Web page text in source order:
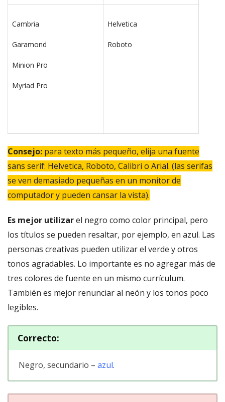
Cambria
Garamond
Minion Pro
Myriad Pro
Helvetica
Roboto
Consejo: para texto más pequeño, elija una fuente
sans serif: Helvetica, Roboto, Calibri o Arial. (las serifas
se ven demasiado pequeñas en un monitor de
computador y pueden cansar la vista).
Es mejor utilizarel negro como color principal, pero
los títulos se pueden resaltar, por ejemplo, en azul. Las
personas creativas pueden utilizar el verde y otros
tonos agradables. Lo importante es no agregar más de
tres colores de fuente en un mismo currículum.
También es mejor renunciar al neón y los tonos poco
legibles.
Correcto:
Negro, secundario – azul.